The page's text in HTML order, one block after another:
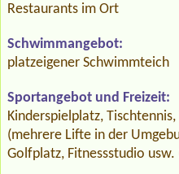
Restaurants im Ort
Schwimmangebot:
platzeigener Schwimmteich
Sportangebot und Freizeit:
Kinderspielplatz,
(mehrere Lifte in der
Golfplatz, Fitnessstudio usw.